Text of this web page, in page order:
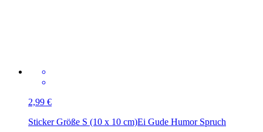
2,99 €
Sticker Größe S (10 x 10 cm)Ei Gude Humor Spruch